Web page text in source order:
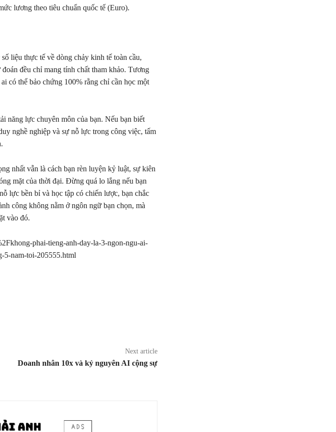
lương theo tiêu chuẩn quốc tế (Euro).
liệu thực tế về dòng chảy kinh tế toàn cầu,
đều chỉ mang tính chất tham khảo. Tương
có thể bảo chứng 100% rằng chỉ cần học một
năng lực chuyên môn của bạn. Nếu bạn biết
nghề nghiệp và sự nỗ lực trong công việc, tấm
nhất vẫn là cách bạn rèn luyện kỷ luật, sự kiên
mặt của thời đại. Đừng quá lo lắng nếu bạn
lực bền bỉ và học tập có chiến lược, bạn chắc
công không nằm ở ngôn ngữ bạn chọn, mà
vào đó.
phai-tieng-anh-day-la-3-ngon-ngu-ai-
5-nam-toi-205555.html
Next article
Doanh nhân 10x và kỷ nguyên AI cộng sự